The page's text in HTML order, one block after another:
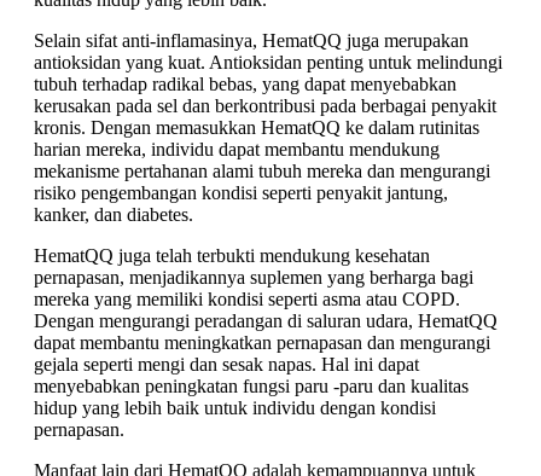
Selain sifat anti-inflamasinya, HematQQ juga merupakan
antioksidan yang kuat. Antioksidan penting untuk melindungi
tubuh terhadap radikal bebas, yang dapat menyebabkan
kerusakan pada sel dan berkontribusi pada berbagai penyakit
kronis. Dengan memasukkan HematQQ ke dalam rutinitas
harian mereka, individu dapat membantu mendukung
mekanisme pertahanan alami tubuh mereka dan mengurangi
risiko pengembangan kondisi seperti penyakit jantung,
kanker, dan diabetes.
HematQQ juga telah terbukti mendukung kesehatan
pernapasan, menjadikannya suplemen yang berharga bagi
mereka yang memiliki kondisi seperti asma atau COPD.
Dengan mengurangi peradangan di saluran udara, HematQQ
dapat membantu meningkatkan pernapasan dan mengurangi
gejala seperti mengi dan sesak napas. Hal ini dapat
menyebabkan peningkatan fungsi paru -paru dan kualitas
hidup yang lebih baik untuk individu dengan kondisi
pernapasan.
Manfaat lain dari HematQQ adalah kemampuannya untuk